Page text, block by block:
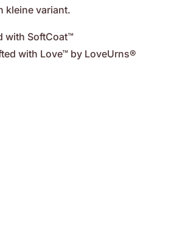
kleine variant.
with SoftCoat™
with Love™ by LoveUrns®